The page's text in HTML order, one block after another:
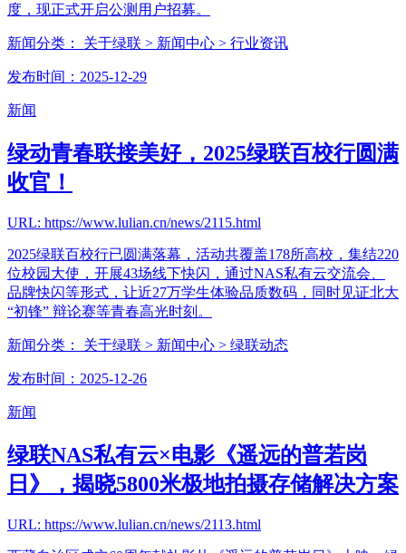
度，现正式开启公测用户招募。
新闻分类： 关于绿联 > 新闻中心 > 行业资讯
发布时间：2025-12-29
新闻
绿动青春联接美好，2025绿联百校行圆满
收官！
URL: https://www.lulian.cn/news/2115.html
2025绿联百校行已圆满落幕，活动共覆盖178所高校，集结220
位校园大使，开展43场线下快闪，通过NAS私有云交流会、
品牌快闪等形式，让近27万学生体验品质数码，同时见证北大
“初锋” 辩论赛等青春高光时刻。
新闻分类： 关于绿联 > 新闻中心 > 绿联动态
发布时间：2025-12-26
新闻
绿联NAS私有云×电影《遥远的普若岗
日》，揭晓5800米极地拍摄存储解决方案
URL: https://www.lulian.cn/news/2113.html